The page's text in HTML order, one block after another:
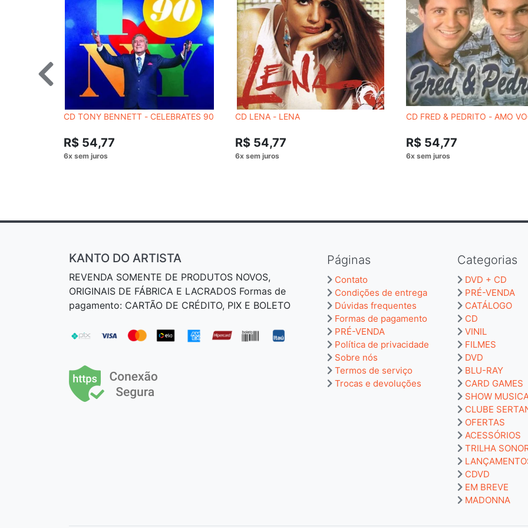
CD TONY BENNETT - CELEBRATES 90
R$ 54,77
CD LENA - LENA
R$ 54,77
CD FRED & PEDRITO - AMO
R$ 54,77
Páginas
Contato
Condições de entrega
Dúvidas frequentes
Formas de pagamento
PRÉ-VENDA
Política de privacidade
Sobre nós
Termos de serviço
Trocas e devoluções
Categorias
DVD + CD
PRÉ-VENDA
CATÁLOGO
CD
VINIL
FILMES
DVD
BLU-RAY
CARD GAMES
SHOW
CLUBE
OFERTAS
ACESSÓRIOS
TRILHA
CDVD
EM BREVE
MADONNA
KANTO DO ARTISTA
REVENDA SOMENTE DE PRODUTOS NOVOS,
ORIGINAIS DE FÁBRICA E LACRADOS Formas de
pagamento: CARTÃO DE CRÉDITO, PIX E BOLETO